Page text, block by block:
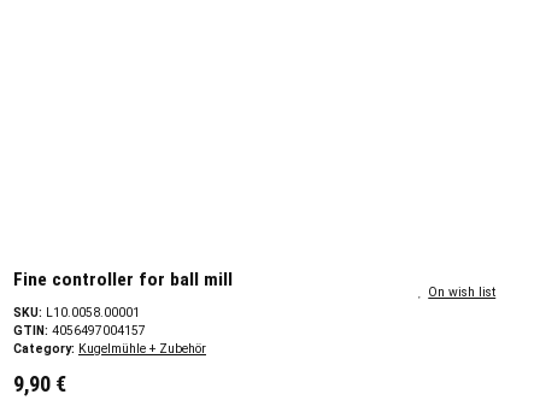
Fine controller for ball mill
SKU: L10.0058.00001
GTIN: 4056497004157
Category: Kugelmühle + Zubehör
9,90 €
On wish list